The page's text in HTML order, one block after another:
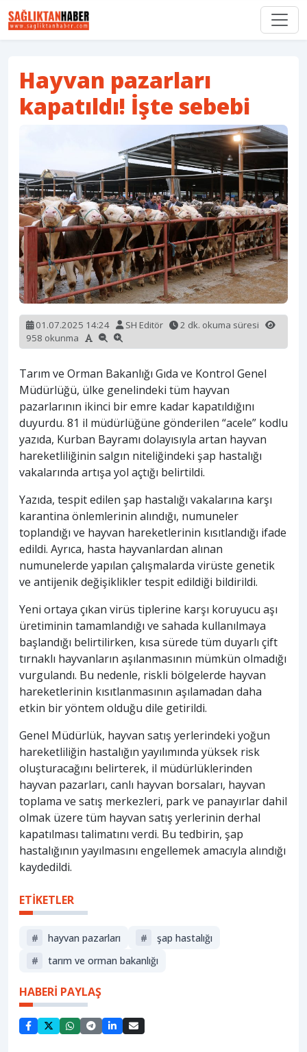
Hayvan pazarları
kapatıldı! İşte sebebi
01.07.2025 14:24 SH Editör
2 dk. okuma süresi
958 okunma
Tarım ve Orman Bakanlığı Gıda ve Kontrol Genel
Müdürlüğü, ülke genelindeki tüm hayvan
pazarlarının ikinci bir emre kadar kapatıldığını
duyurdu. 81 il müdürlüğüne gönderilen “acele” kodlu
yazıda, Kurban Bayramı dolayısıyla artan hayvan
hareketliliğinin salgın niteliğindeki şap hastalığı
vakalarında artışa yol açtığı belirtildi.
Yazıda, tespit edilen şap hastalığı vakalarına karşı
karantina önlemlerinin alındığı, numuneler
toplandığı ve hayvan hareketlerinin kısıtlandığı ifade
edildi. Ayrıca, hasta hayvanlardan alınan
numunelerde yapılan çalışmalarda virüste genetik
ve antijenik değişiklikler tespit edildiği bildirildi.
Yeni ortaya çıkan virüs tiplerine karşı koruyucu aşı
üretiminin tamamlandığı ve sahada kullanılmaya
başlandığı belirtilirken, kısa sürede tüm duyarlı çift
tırnaklı hayvanların aşılanmasının mümkün olmadığı
vurgulandı. Bu nedenle, riskli bölgelerde hayvan
hareketlerinin kısıtlanmasının aşılamadan daha
etkin bir yöntem olduğu dile getirildi.
Genel Müdürlük, hayvan satış yerlerindeki yoğun
hareketliliğin hastalığın yayılımında yüksek risk
oluşturacağını belirterek, il müdürlüklerinden
hayvan pazarları, canlı hayvan borsaları, hayvan
toplama ve satış merkezleri, park ve panayırlar dahil
olmak üzere tüm hayvan satış yerlerinin derhal
kapatılması talimatını verdi. Bu tedbirin, şap
hastalığının yayılmasını engellemek amacıyla alındığı
kaydedildi.
ETİKETLER
# hayvan pazarları #
şap hastalığı
#
tarım ve orman bakanlığı
HABERİ PAYLAŞ